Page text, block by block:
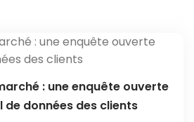
: une enquête ouverte
de données des clients